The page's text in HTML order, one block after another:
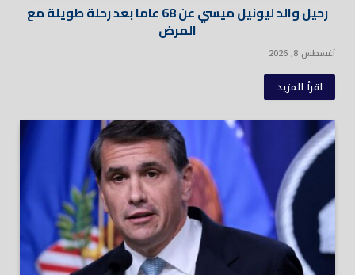
رحيل والد ليونيل ميسي عن 68 عاما بعد رحلة طويلة مع
المرض
أغسطس 8, 2026
اقرأ المزيد